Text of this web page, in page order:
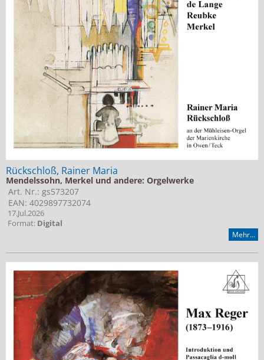
Jobs bei Naxos
Naxos Deutschland Blog
Naxos weltweit
Rückschloß, Rainer Maria
Mendelssohn, Merkel und andere: Orgelwerke
Art. Nr.: gs573207
EAN: 4029897732074
17.Jul.2026
Format: Digital
Mehr...